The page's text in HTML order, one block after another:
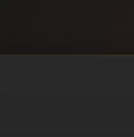
springen